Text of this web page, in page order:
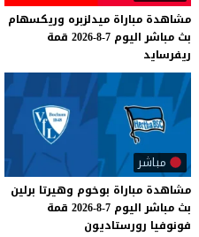
مشاهدة مباراة ميدلزبره وريكسهام
بث مباشر اليوم 7-8-2026
قمة
ريفرسايد
مباشر
مشاهدة مباراة بوخوم وهيرتا برلين
بث مباشر اليوم 7-8-2026
قمة
فونوفيا رورستاديون